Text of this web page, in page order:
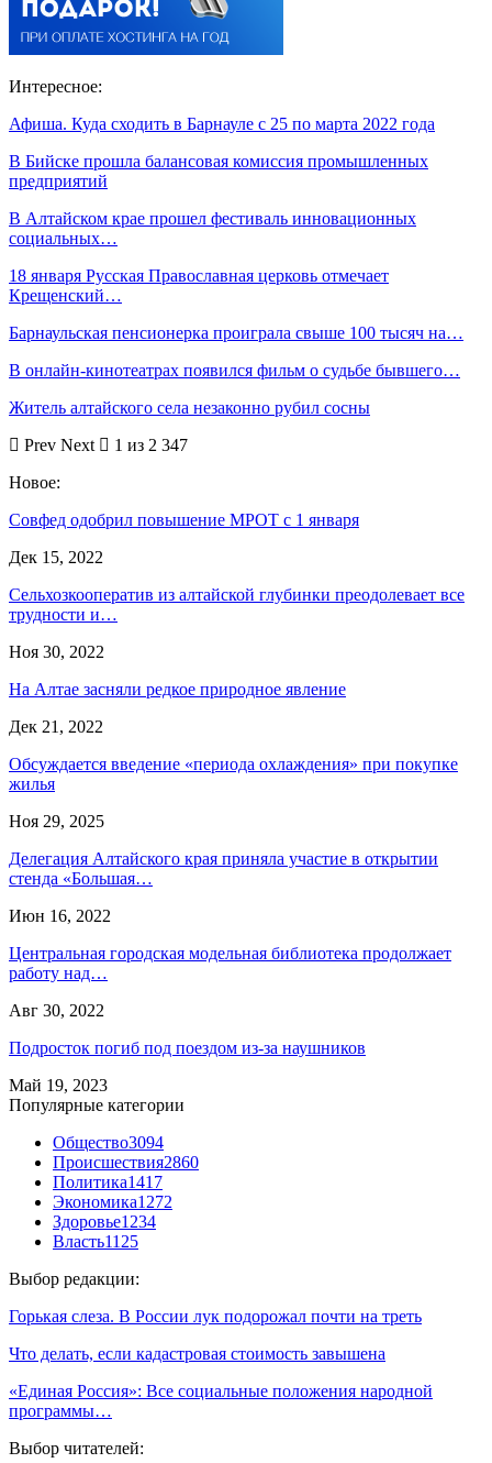
Интересное:
Афиша. Куда сходить в Барнауле с 25 по марта 2022 года
В Бийске прошла балансовая комиссия промышленных
предприятий
В Алтайском крае прошел фестиваль инновационных
социальных…
18 января Русская Православная церковь отмечает
Крещенский…
Барнаульская пенсионерка проиграла свыше 100 тысяч на…
В онлайн-кинотеатрах появился фильм о судьбе бывшего…
Житель алтайского села незаконно рубил сосны
Prev Next
1 из 2 347
Новое:
Совфед одобрил повышение МРОТ с 1 января
Дек 15, 2022
Сельхозкооператив из алтайской глубинки преодолевает все
трудности и…
Ноя 30, 2022
На Алтае засняли редкое природное явление
Дек 21, 2022
Обсуждается введение «периода охлаждения» при покупке
жилья
Ноя 29, 2025
Делегация Алтайского края приняла участие в открытии
стенда «Большая…
Июн 16, 2022
Центральная городская модельная библиотека продолжает
работу над…
Авг 30, 2022
Подросток погиб под поездом из-за наушников
Май 19, 2023
Популярные категории
Общество3094
Происшествия2860
Политика1417
Экономика1272
Здоровье1234
Власть1125
Выбор редакции:
Горькая слеза. В России лук подорожал почти на треть
Что делать, если кадастровая стоимость завышена
«Единая Россия»: Все социальные положения народной
программы…
Выбор читателей: